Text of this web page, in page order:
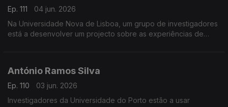
Ep. 111
04 jun. 2026
Na Universidade Nova de Lisboa, um grupo de investigadores
está a desenvolver um projecto sobre as experiências de
António Ramos Silva
Ep. 110
03 jun. 2026
Investigadores da Universidade do Porto estão a usar